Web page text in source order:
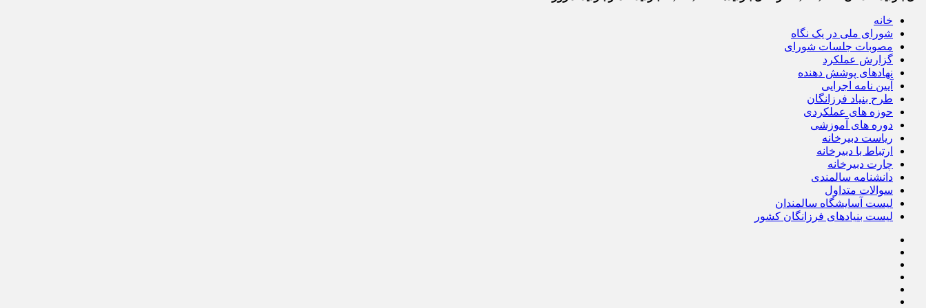
خانه
شورای ملی در یک نگاه
مصوبات جلسات شورای
گزارش عملکرد
نهادهای پوشش دهنده
آیین نامه اجرایی
طرح بنیاد فرزانگان
حوزه های عملکردی
دوره های آموزشی
ریاست دبیرخانه
ارتباط با دبیرخانه
چارت دبیرخانه
دانشنامه سالمندی
سوالات متداول
لیست آسایشگاه سالمندان
لیست بنیادهای فرزانگان کشور